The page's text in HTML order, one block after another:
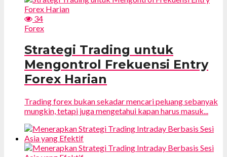
34
Forex
Strategi Trading untuk
Mengontrol Frekuensi Entry
Forex Harian
Trading forex bukan sekadar mencari peluang sebanyak
mungkin, tetapi juga mengetahui kapan harus masuk...